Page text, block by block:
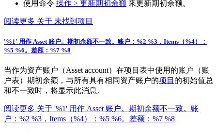
使用命令 操作 > 更新期初余额 来更新期初余额。
阅读更多 关于 未找到项目
'%1' 用作 Asset 账户。期初余额不一致。账户：%2 %3，Items（%4）：
%5 %6。差额：%7 %8
当作为资产账户（Asset account）在项目表中使用的账户（账
户表）期初余额，与所有具有相同资产账户的项目 的初始值总
和不一致时，将显示此消息。
阅读更多 关于 '%1' 用作 Asset 账户。期初余额不一致。账
户：%2 %3，Items（%4）：%5 %6。差额：%7 %8